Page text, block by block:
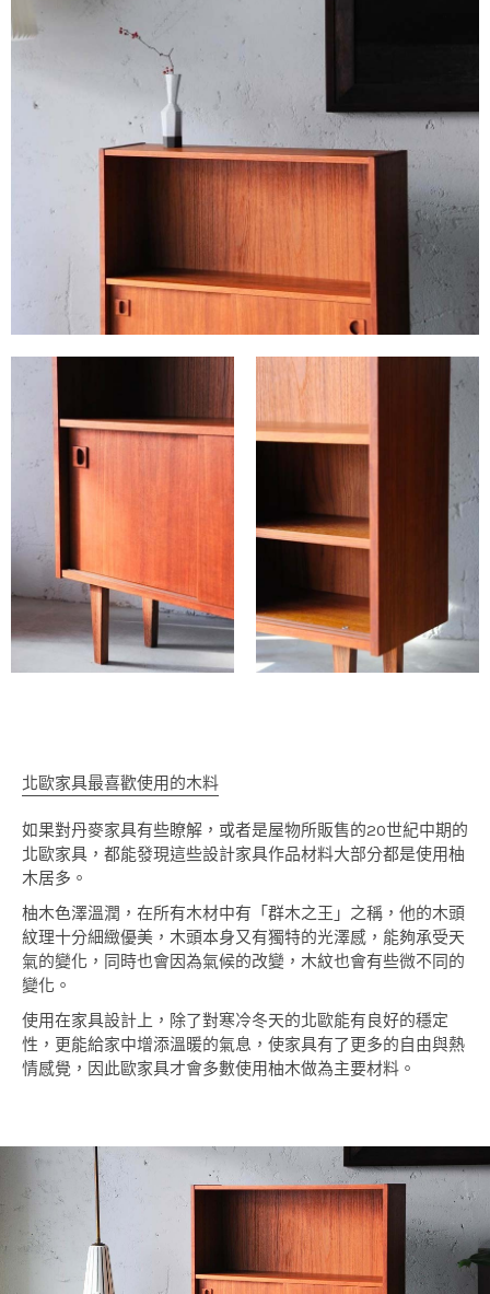
北歐家具最喜歡使用的木料
如果對丹麥家具有些瞭解，或者是屋物所販售的20世紀中期的
北歐家具，都能發現這些設計家具作品材料大部分都是使用柚
木居多。
柚木色澤溫潤，在所有木材中有「群木之王」之稱，他的木頭
紋理十分細緻優美，木頭本身又有獨特的光澤感，能夠承受天
氣的變化，同時也會因為氣候的改變，木紋也會有些微不同的
變化。
使用在家具設計上，除了對寒冷冬天的北歐能有良好的穩定
性，更能給家中增添溫暖的氣息，使家具有了更多的自由與熱
情感覺，因此歐家具才會多數使用柚木做為主要材料。